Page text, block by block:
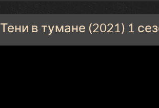
Тени в тумане (2021) 1